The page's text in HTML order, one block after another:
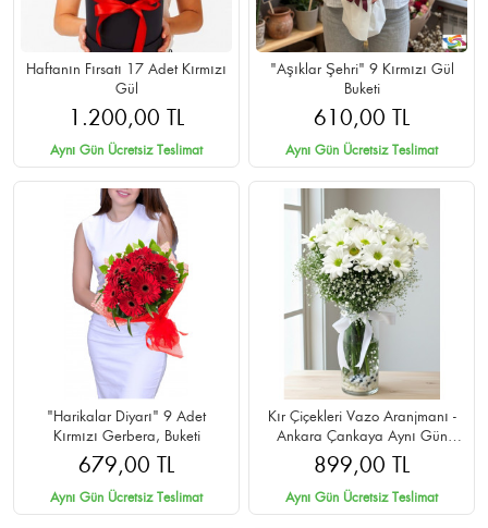
Haftanın Fırsatı 17 Adet Kırmızı
Gül
1.200,00 TL
Aynı Gün Ücretsiz Teslimat
"Aşıklar Şehri" 9 Kırmızı Gül
Buketi
610,00 TL
Aynı Gün Ücretsiz Teslimat
"Harikalar Diyarı" 9 Adet
Kırmızı Gerbera, Buketi
679,00 TL
Aynı Gün Ücretsiz Teslimat
Kır Çiçekleri Vazo Aranjmanı -
Ankara Çankaya Aynı Gün
Teslim
899,00 TL
Aynı Gün Ücretsiz Teslimat